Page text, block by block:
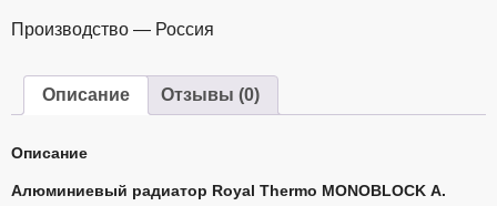
Производство — Россия
Описание Отзывы (0)
Описание
Алюминиевый радиатор Royal Thermo MONOBLOCK А.